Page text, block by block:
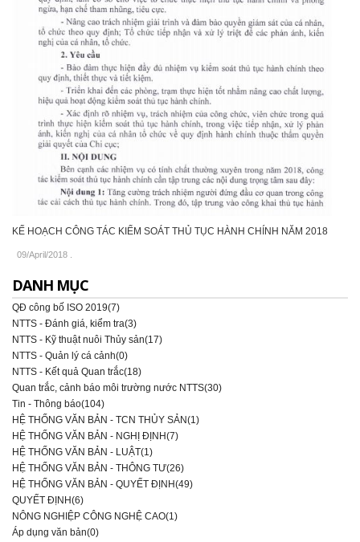
KẾ HOẠCH CÔNG TÁC KIỂM SOÁT THỦ TỤC HÀNH CHÍNH NĂM 2018
09/April/2018
DANH MỤC
QĐ công bố ISO 2019(7)
NTTS - Đánh giá, kiểm tra(3)
NTTS - Kỹ thuật nuôi Thủy sản(17)
NTTS - Quản lý cá cảnh(0)
NTTS - Kết quả Quan trắc(18)
Quan trắc, cảnh báo môi trường nước NTTS(30)
Tin - Thông báo(104)
HỆ THỐNG VĂN BẢN - TCN THỦY SẢN(1)
HỆ THỐNG VĂN BẢN - NGHỊ ĐỊNH(7)
HỆ THỐNG VĂN BẢN - LUẬT(1)
HỆ THỐNG VĂN BẢN - THÔNG TƯ(26)
HỆ THỐNG VĂN BẢN - QUYẾT ĐỊNH(49)
QUYẾT ĐỊNH(6)
NÔNG NGHIỆP CÔNG NGHỆ CAO(1)
Áp dụng văn bản(0)